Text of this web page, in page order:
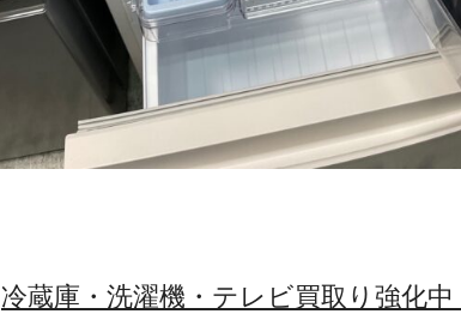
冷蔵庫・洗濯機・テレビ買取り強化中